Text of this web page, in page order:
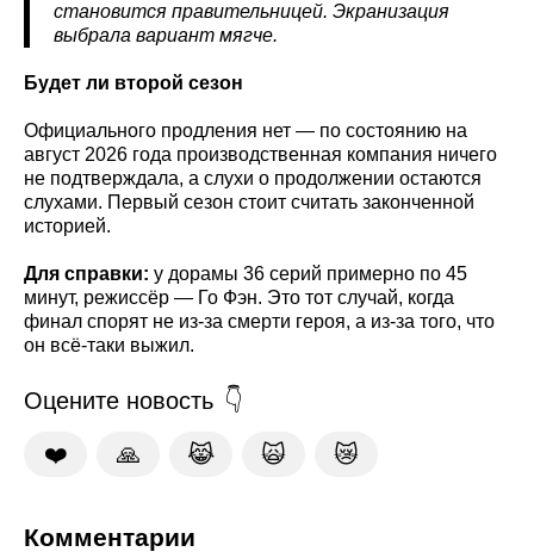
становится правительницей. Экранизация
выбрала вариант мягче.
Будет ли второй сезон
Официального продления нет — по состоянию на
август 2026 года производственная компания ничего
не подтверждала, а слухи о продолжении остаются
слухами. Первый сезон стоит считать законченной
историей.
Для справки: у дорамы 36 серий примерно по 45
минут, режиссёр — Го Фэн. Это тот случай, когда
финал спорят не из-за смерти героя, а из-за того, что
он всё-таки выжил.
Оцените новость
❤️ 🙏 😹 🙀 😿
Комментарии